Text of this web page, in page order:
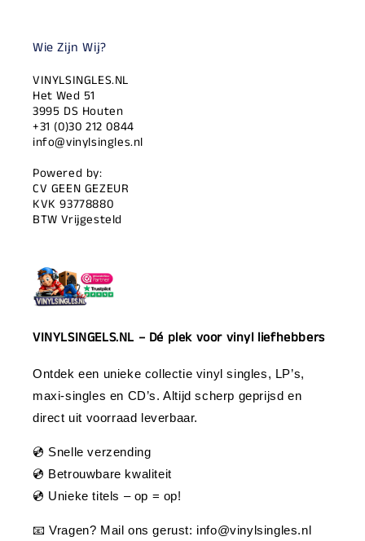
Wie Zijn Wij?
VINYLSINGLES.NL
Het Wed 51
3995 DS Houten
+31 (0)30 212 0844
info@vinylsingles.nl
Powered by:
CV GEEN GEZEUR
KVK 93778880
BTW Vrijgesteld
VINYLSINGELS.NL – Dé plek voor vinyl liefhebbers
Ontdek een unieke collectie vinyl singles, LP’s,
maxi-singles en CD’s. Altijd scherp geprijsd en
direct uit voorraad leverbaar.
💿 Snelle verzending
💿 Betrouwbare kwaliteit
💿 Unieke titels – op = op!
📧 Vragen? Mail ons gerust: info@vinylsingles.nl